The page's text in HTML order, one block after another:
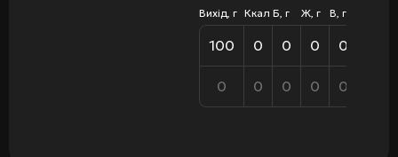
Вихід, г Ккал Б, г Ж, г В, г
100 0 0 0 0
0 0 0 0 0